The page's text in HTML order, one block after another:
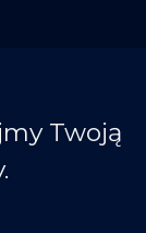
Twoją